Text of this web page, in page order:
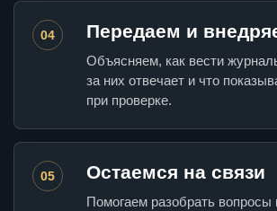
04 Передаем и
Объясняем, как вести
за них отвечает и что
при проверке.
05 Остаемся на связи
Помогаем разобрать вопросы